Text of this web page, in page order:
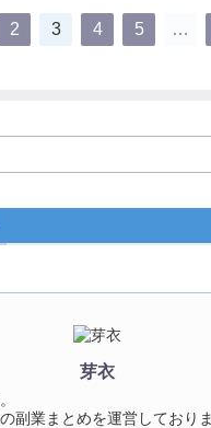
2 3 4 5 …
芽衣
副業まとめを運営しており